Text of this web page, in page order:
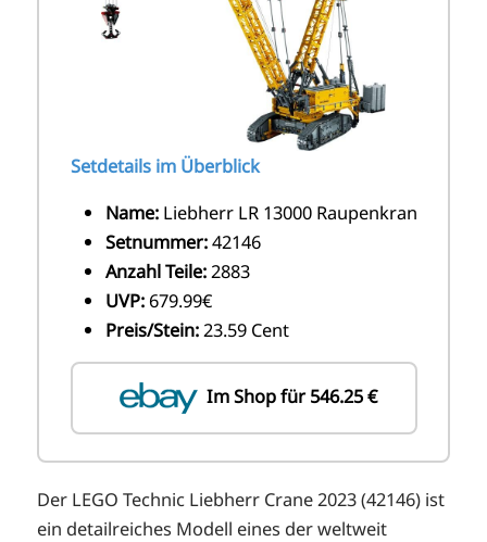
Setdetails im Überblick
Name:Liebherr LR 13000 Raupenkran
Setnummer:42146
Anzahl Teile:2883
UVP:679.99€
Preis/Stein:23.59 Cent
Im Shop für 546.25 €
Der LEGO Technic Liebherr Crane 2023 (42146) ist
ein detailreiches Modell eines der weltweit